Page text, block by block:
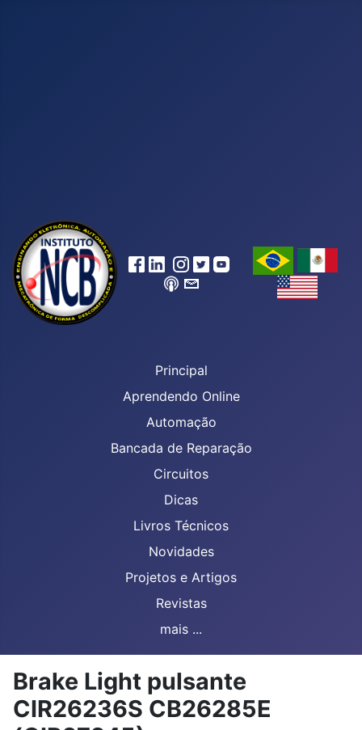
Principal
Aprendendo Online
Automação
Bancada de Reparação
Circuitos
Dicas
Livros Técnicos
Novidades
Projetos e Artigos
Revistas
mais ...
Brake Light pulsante
CIR26236S CB26285E